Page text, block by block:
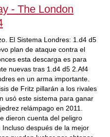
- The London
El Sistema Londres: 1.d4 d5
plan de ataque contra el
esta descarga es para
nuevas tras 1.d4 d5 2.Af4
en un arma importante.
de Fritz pillarán a los rivales
usó este sistema para ganar
relámpago en 2011.
dieron cuenta del peligro
después de la mejor